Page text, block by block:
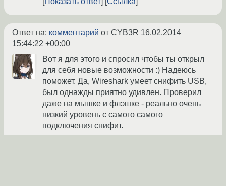
Ответ на: комментарий от CYB3R 16.02.2014
15:44:22 +00:00
Вот я для этого и спросил чтобы ты открыл
для себя новые возможности :) Надеюсь
поможет. Да, Wireshark умеет снифить USB,
был однажды приятно удивлен. Проверил
даже на мышке и флэшке - реально очень
низкий уровень с самого самого
подключения снифит.